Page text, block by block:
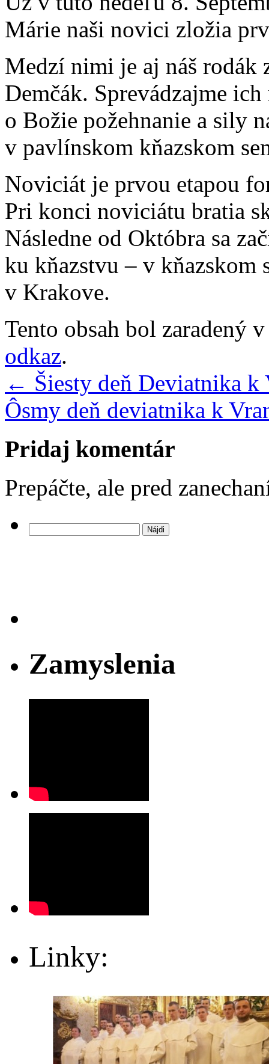
Márie naši novici zložia
Medzí nimi je aj náš
Demčák. Sprevádzajme
o Božie požehnanie a sily
v pavlínskom kňazskom
Noviciát je prvou etapou
Pri konci noviciátu bratia
Následne od Októbra sa
ku kňazstvu – v kňazskom
v Krakove.
Tento obsah bol zaradený
odkaz.
← Šiesty deň Deviatnika
Ôsmy deň deviatnika k
Pridaj komentár
Prepáčte, ale pred
Zamyslenia
Linky: